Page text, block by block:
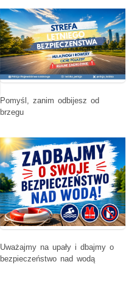
Pomyśl, zanim odbijesz od
brzegu
Uważajmy na upały i dbajmy o
bezpieczeństwo nad wodą